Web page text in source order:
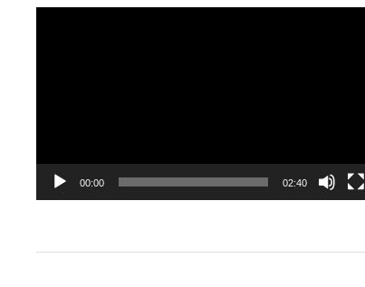
00:00 02:40